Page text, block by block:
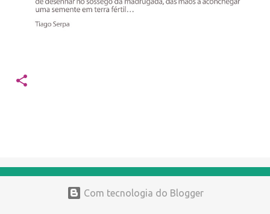
Com tecnologia do Blogger